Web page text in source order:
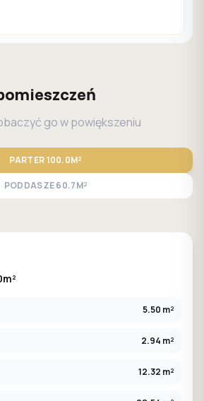
go w powiększeniu
PARTER100.0M²
PODDASZE60.7M²
5.50 m²
2.94 m²
12.32 m²